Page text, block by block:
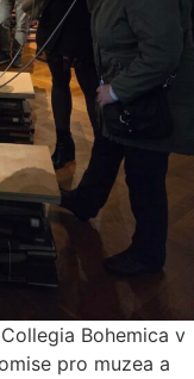
Bohemica v
pro muzea a